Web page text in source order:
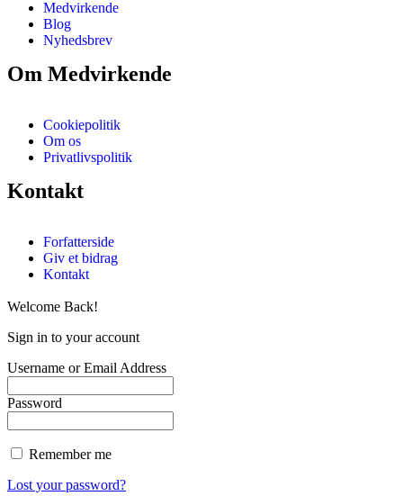
Medvirkende
Blog
Nyhedsbrev
Om Medvirkende
Cookiepolitik
Om os
Privatlivspolitik
Kontakt
Forfatterside
Giv et bidrag
Kontakt
Welcome Back!
Sign in to your account
Username or Email Address
Password
Remember me
Lost your password?